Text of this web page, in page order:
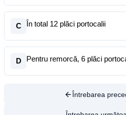
C În total 12 plăci portocalii
D Pentru remorcă, 6 plăci
Întrebarea